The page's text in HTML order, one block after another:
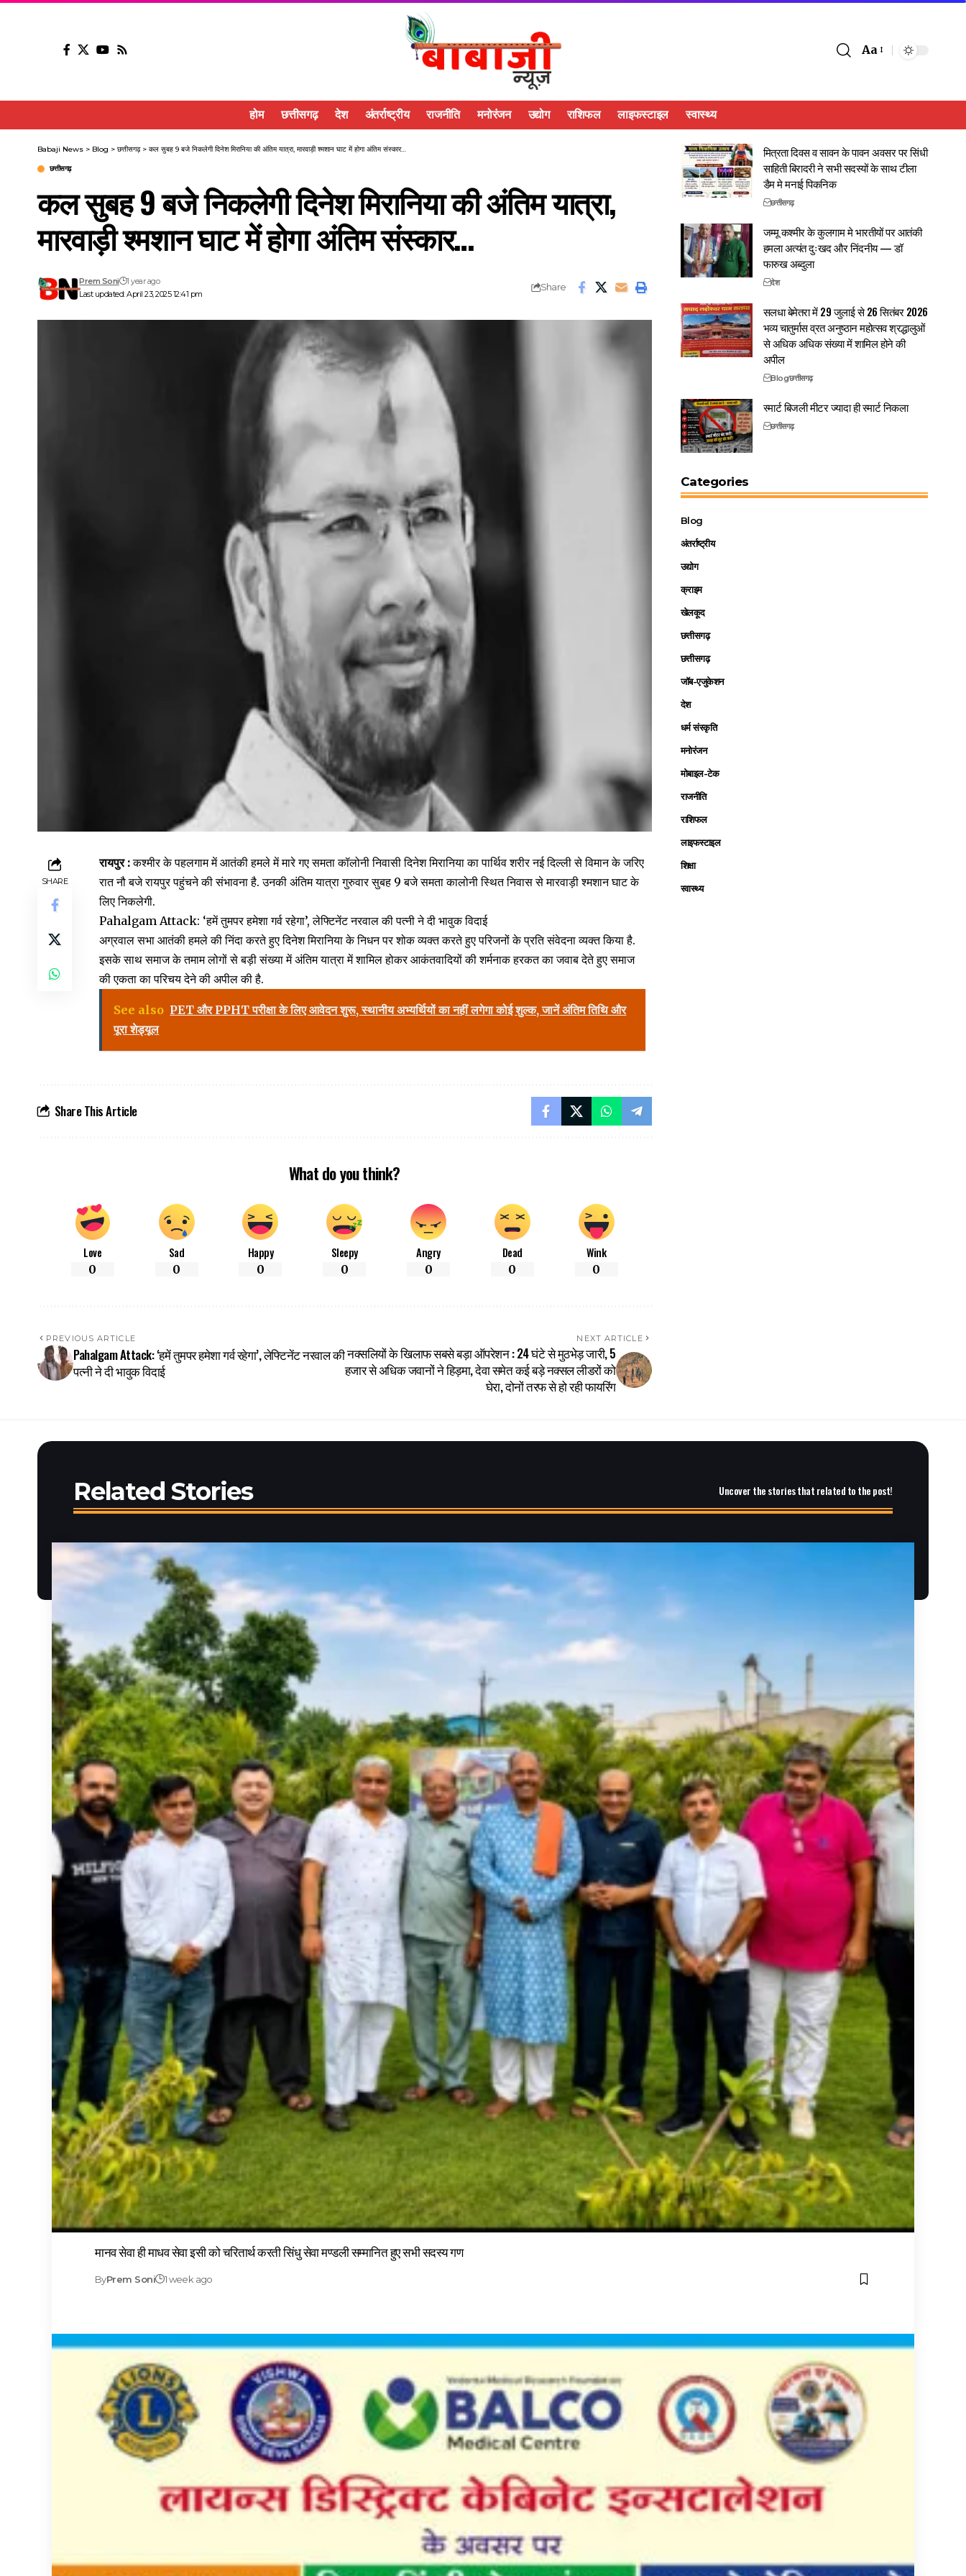
Aa
होम छत्तीसगढ़ देश अंतर्राष्ट्रीय राजनीति मनोरंजन उद्योग राशिफल लाइफस्टाइल स्वास्थ्य
Babaji News > Blog > छत्तीसगढ़> कल सुबह 9 बजे निकलेगी दिनेश मिरानिया की अंतिम यात्रा, मारवाड़ी श्मशान घाट में होगा अंतिम संस्कार…
छत्तीसगढ़
कल सुबह 9 बजे निकलेगी दिनेश मिरानिया की अंतिम यात्रा,
मारवाड़ी श्मशान घाट में होगा अंतिम संस्कार…
Last updated: April 23, 2025 12:41 pm
Prem Soni 1 year ago
Share
SHARE
रायपुर :कश्मीर के पहलगाम में आतंकी हमले में मारे गए समता कॉलोनी निवासी दिनेश मिरानिया का पार्थिव शरीर नई दिल्ली से विमान के जरिए
रात नौ बजे रायपुर पहुंचने की संभावना है. उनकी अंतिम यात्रा गुरुवार सुबह 9 बजे समता कालोनी स्थित निवास से मारवाड़ी श्मशान घाट के
लिए निकलेगी.
Pahalgam Attack: ‘हमें तुमपर हमेशा गर्व रहेगा’, लेफ्टिनेंट नरवाल की पत्नी ने दी भावुक विदाई
अग्रवाल सभा आतंकी हमले की निंदा करते हुए दिनेश मिरानिया के निधन पर शोक व्यक्त करते हुए परिजनों के प्रति संवेदना व्यक्त किया है.
इसके साथ समाज के तमाम लोगों से बड़ी संख्या में अंतिम यात्रा में शामिल होकर आकंतवादियों की शर्मनाक हरकत का जवाब देते हुए समाज
की एकता का परिचय देने की अपील की है.
See also PET और PPHT परीक्षा के लिए आवेदन शुरू, स्थानीय अभ्यर्थियों का नहीं लगेगा कोई शुल्क, जानें अंतिम तिथि और
पूरा शेड्यूल
Share This Article
What do you think?
Love
0
Sad
0
Happy
0
Sleepy
0
Angry
0
Dead
0
Wink
0
PREVIOUS ARTICLE
Pahalgam Attack: ‘हमें तुमपर हमेशा गर्व रहेगा’, लेफ्टिनेंट नरवाल की
पत्नी ने दी भावुक विदाई
NEXT ARTICLE
नक्सलियों के खिलाफ सबसे बड़ा ऑपरेशन : 24 घंटे से मुठभेड़ जारी, 5
हजार से अधिक जवानों ने हिड़मा, देवा समेत कई बड़े नक्सल लीडरों को
घेरा, दोनों तरफ से हो रही फायरिंग
मित्रता दिवस व सावन के पावन अवसर पर सिंधी
साहिती बिरादरी ने सभी सदस्यों के साथ टीला
डैम मे मनाई पिकनिक
छत्तीसगढ़
जम्मू कश्मीर के कुलगाम मे भारतीयों पर आतंकी
हमला अत्यंत दुःखद और निंदनीय — डॉ
फारुख अब्दुला
देश
सलधा बेमेतरा में 29 जुलाई से 26 सितंबर 2026
भव्य चातुर्मास व्रत अनुष्ठान महोत्सव श्रद्धालुओं
से अधिक अधिक संख्या में शामिल होने की
अपील
Blogछत्तीसगढ़
स्मार्ट बिजली मीटर ज्यादा ही स्मार्ट निकला
छत्तीसगढ़
Categories
Blog
अंतर्राष्ट्रीय
उद्योग
क्राइम
खेलकूद
छत्तीसगढ़
छत्तीसगढ़
जॉब-एजुकेशन
देश
धर्म संस्कृति
मनोरंजन
मोबाइल-टेक
राजनीति
राशिफल
लाइफस्टाइल
शिक्षा
स्वास्थ्य
Related Stories Uncover the stories that related to the post!
मानव सेवा ही माधव सेवा इसी को चरितार्थ करती सिंधु सेवा मण्डली सम्मानित हुए सभी सदस्य गण
ByPrem Soni 1 week ago